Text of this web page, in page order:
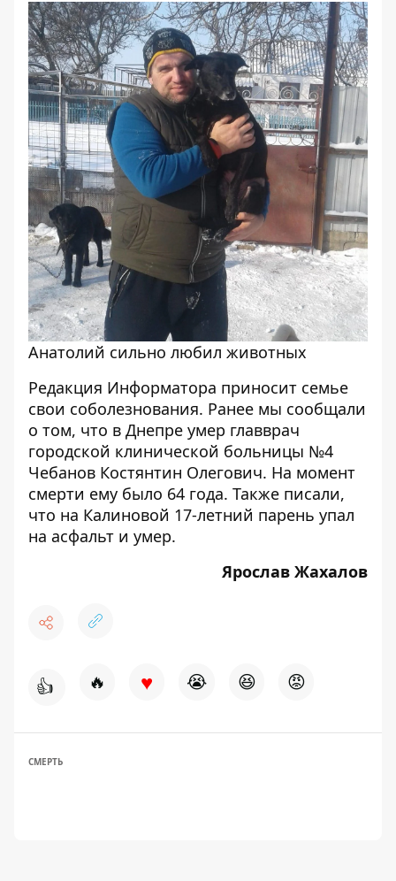
Анатолий сильно любил животных
Редакция Информатора приносит семье
свои соболезнования. Ранее мы сообщали
о том, что в Днепре умер главврач
городской клинической больницы №4
Чебанов Костянтин Олегович. На момент
смерти ему было 64 года. Также писали,
что на Калиновой 17-летний парень упал
на асфальт и умер.
Ярослав Жахалов
👍 🔥 ♥ 😭 😆 😡
СМЕРТЬ